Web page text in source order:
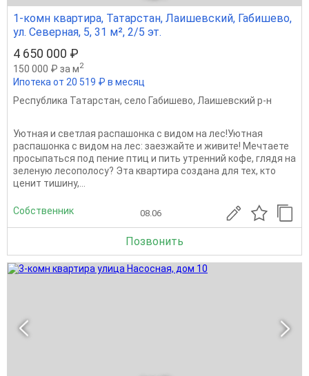
1-комн квартира, Татарстан, Лаишевский, Габишево,
ул. Северная, 5, 31 м², 2/5 эт.
4 650 000 ₽
150 000 ₽ за м2
Ипотека от 20 519 ₽ в месяц
Республика Татарстан, село Габишево, Лаишевский р-н
Уютная и светлая распашонка с видом на лес!Уютная
распашонка с видом на лес: заезжайте и живите! Мечтаете
просыпаться под пение птиц и пить утренний кофе, глядя на
зеленую лесополосу? Эта квартира создана для тех, кто
ценит тишину,...
Собственник 08.06
Позвонить